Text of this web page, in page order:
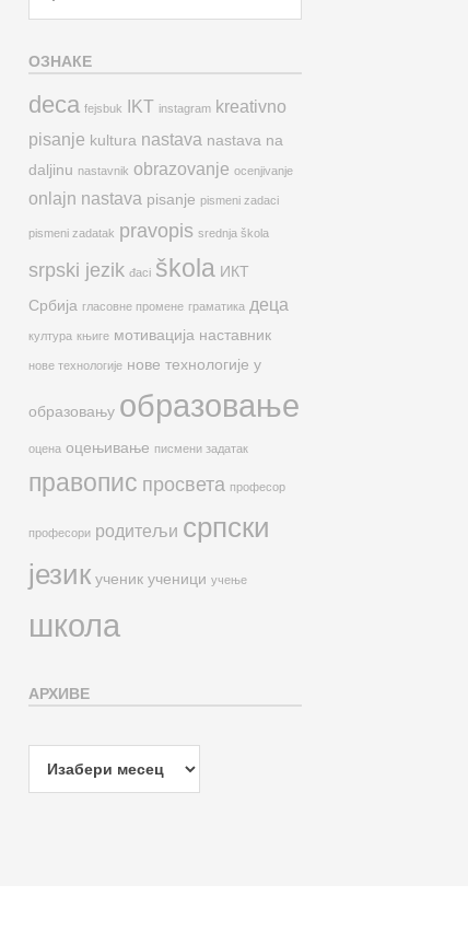
ОЗНАКЕ
deca fejsbuk IKT instagram kreativno
pisanje kultura nastava nastava na
daljinu nastavnik obrazovanje ocenjivanje
onlajn nastava pisanje pismeni zadaci
pismeni zadatak pravopis srednja škola
srpski jezik đaci škola ИКТ
Србија гласовне промене граматика деца
култура књиге мотивација наставник
нове технологије нове технологије у
образовању образовање
оцена оцењивање писмени задатак
правопис просвета професор
професори родитељи српски
језик ученик ученици учење
школа
АРХИВЕ